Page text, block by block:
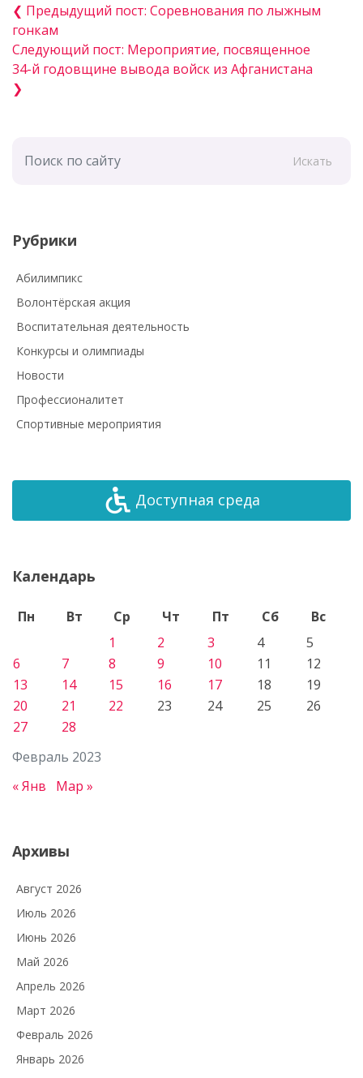
❮ Предыдущий пост: Соревнования по лыжным
гонкам
Следующий пост: Мероприятие, посвященное
34-й годовщине вывода войск из Афганистана
❯
Искать
Рубрики
Абилимпикс
Волонтёрская акция
Воспитательная деятельность
Конкурсы и олимпиады
Новости
Профессионалитет
Спортивные мероприятия
Доступная среда
Календарь
Февраль 2023
Пн Вт Ср Чт Пт Сб
Вс
1
2 3 4
5
6
7 8 9 10 11
12
13
14 15 16 17 18
19
20
21 22 23 24 25
26
27
28
« Янв Мар »
Архивы
Август 2026
Июль 2026
Июнь 2026
Май 2026
Апрель 2026
Март 2026
Февраль 2026
Январь 2026